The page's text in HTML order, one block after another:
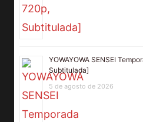
YOWAYOWA SENSEI
Subtitulada]
5 de agosto de 2026